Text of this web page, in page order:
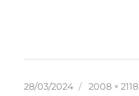
Publié
28/03/2024
Taille
2008 × 2118